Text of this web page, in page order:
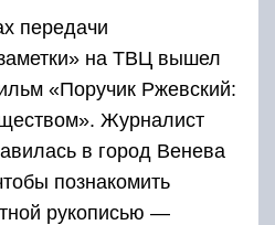
передачи
на ТВЦ вышел
«Поручик Ржевский:
Журналист
в город Венева
познакомить
рукописью —